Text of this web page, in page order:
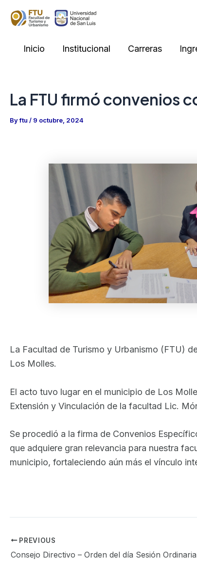
Inicio
Institucional Carreras
La FTU firmó convenios
Byftu / 9 octubre, 2024
La Facultad de Turismo y Urbanismo (FTU)
Los Molles.
El acto tuvo lugar en el municipio de Los
Extensión y Vinculación de la facultad Lic.
Se procedió a la firma de Convenios
que adquiere gran relevancia para nuestra
municipio, fortaleciendo aún más el vínculo
PREVIOUS
Consejo Directivo – Orden del día Sesión